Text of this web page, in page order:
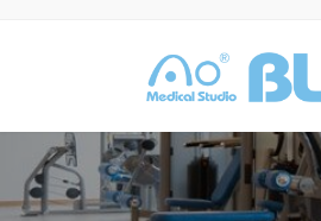
へ
ッ
ョ
移